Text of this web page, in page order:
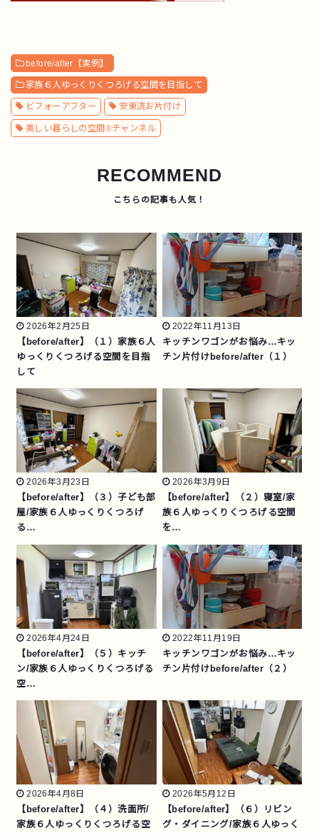
before/after【実例】
家族６人ゆっくりくつろげる空間を目指して
ビフォーアフター 安東流お片付け
美しい暮らしの空間®チャンネル
RECOMMEND
2026年2月25日
【before/after】（１）家族６人
ゆっくりくつろげる空間を目指
して
2022年11月13日
キッチンワゴンがお悩み…キッ
チン片付けbefore/after（１）
2026年3月23日
【before/after】（３）子ども部
屋/家族６人ゆっくりくつろげ
る…
2026年3月9日
【before/after】（２）寝室/家
族６人ゆっくりくつろげる空間
を…
2026年4月24日
【before/after】（５）キッチ
ン/家族６人ゆっくりくつろげる
空…
2022年11月19日
キッチンワゴンがお悩み…キッ
チン片付けbefore/after（２）
2026年4月8日
【before/after】（４）洗面所/
家族６人ゆっくりくつろげる空
2026年5月12日
【before/after】（６）リビン
グ・ダイニング/家族６人ゆっく